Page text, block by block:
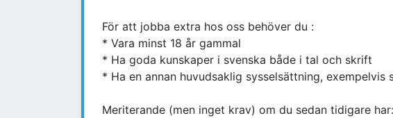
För att jobba extra hos oss behöver du :
* Vara minst 18 år gammal
* Ha goda kunskaper i svenska både i tal och skrift
* Ha en annan huvudsaklig sysselsättning, exempelvis
Meriterande (men inget krav) om du sedan tidigare har: